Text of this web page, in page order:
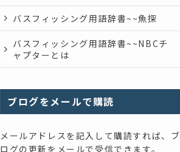
バスフィッシング用語辞書~~魚探
バスフィッシング用語辞書~~NBCチ
ャプターとは
ブログをメールで購読
メールアドレスを記入して購読すれば、ブ
ログの更新をメールで受信できます。